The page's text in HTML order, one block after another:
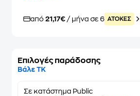
από 21,17€ / μήνα σε 6 ATOKEΣ
Επιλογές παράδοσης
Βάλε ΤΚ
Σε κατάστημα Public